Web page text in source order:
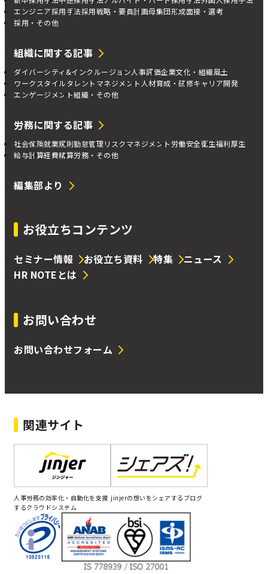
エンジニア採用手法採用戦略・要員計画母集団形成面接・選考
採用・その他
組織に関する記事
ダイバーシティ&インクルージョン人事評価企業文化・組織風土
ワークスタイルタレントマネジメント人材育成・研修キャリア開発
エンゲージメント組織・その他
労務に関する記事
社会保険就業規則勤怠管理リスクマネジメント 労働安全衛生福利厚生
給与計算経費精算労務・その他
編集部より
お役立ちコンテンツ
セミナー情報 お役立ち資料 特集
ニュース
HR NOTEとは
お問い合わせ
お問い合わせフォーム
関連サイト
人事労務の効率化・自動化を支援
するクラウドシステム
jinjerの想いをシェアするブログ